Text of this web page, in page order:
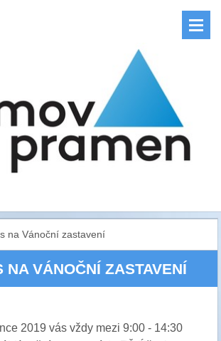
na Vánoční zastavení
NA VÁNOČNÍ ZASTAVENÍ
2019 vás vždy mezi 9:00 - 14:30